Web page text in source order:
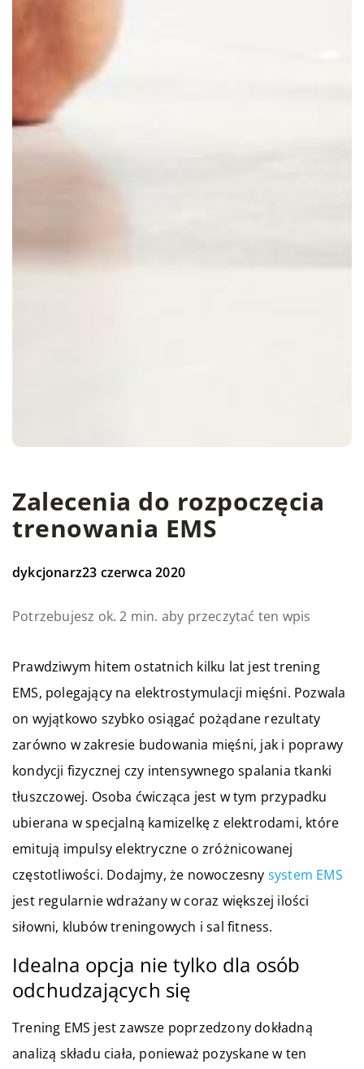
Zalecenia do rozpoczęcia
trenowania EMS
dykcjonarz23 czerwca 2020
Potrzebujesz ok. 2 min. aby przeczytać ten wpis
Prawdziwym hitem ostatnich kilku lat jest trening
EMS, polegający na elektrostymulacji mięśni. Pozwala
on wyjątkowo szybko osiągać pożądane rezultaty
zarówno w zakresie budowania mięśni, jak i poprawy
kondycji fizycznej czy intensywnego spalania tkanki
tłuszczowej. Osoba ćwicząca jest w tym przypadku
ubierana w specjalną kamizelkę z elektrodami, które
emitują impulsy elektryczne o zróżnicowanej
częstotliwości. Dodajmy, że nowoczesny system EMS
jest regularnie wdrażany w coraz większej ilości
siłowni, klubów treningowych i sal fitness.
Idealna opcja nie tylko dla osób
odchudzających się
Trening EMS jest zawsze poprzedzony dokładną
analizą składu ciała, ponieważ pozyskane w ten